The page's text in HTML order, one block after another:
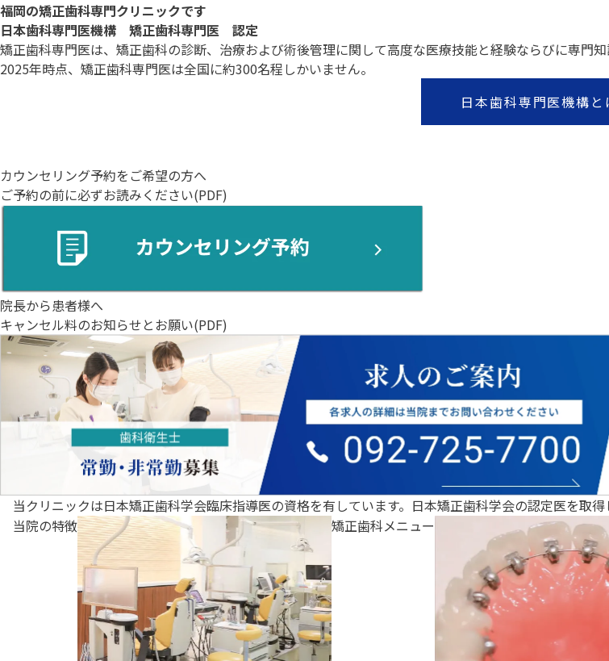
福岡の矯正歯科専門クリニックです
日本歯科専門医機構 矯正歯科専門医 認定
矯正歯科専門医は、矯正歯科の診断、治療および術後管理に関して高度な医療技能と経験ならびに専門
2025年時点、矯正歯科専門医は全国に約300名程しかいません。
日本歯科専門医機構と
カウンセリング予約を ご希望の方へ
ご予約の前に必ずお読みください(PDF)
院長から患者様へ
キャンセル料のお知らせとお願い(PDF)
当クリニックは日本矯正歯科学会臨床指導医の資格を有しています。日本矯正歯科学会の認定医を取
当院の特徴
矯正歯科メニュー